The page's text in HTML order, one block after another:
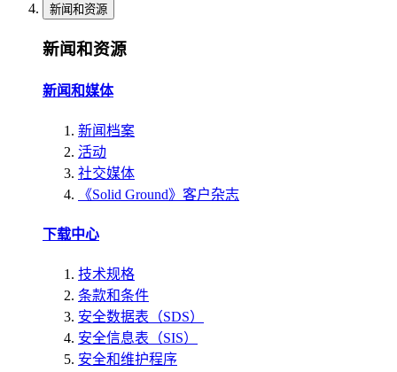
新闻和资源
新闻和资源
新闻和媒体
新闻档案
活动
社交媒体
《Solid Ground》客户杂志
下载中心
技术规格
条款和条件
安全数据表（SDS）
安全信息表（SIS）
安全和维护程序